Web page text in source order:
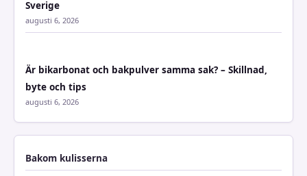
Sverige
augusti 6, 2026
Är bikarbonat och bakpulver samma sak? – Skillnad,
byte och tips
augusti 6, 2026
Bakom kulisserna